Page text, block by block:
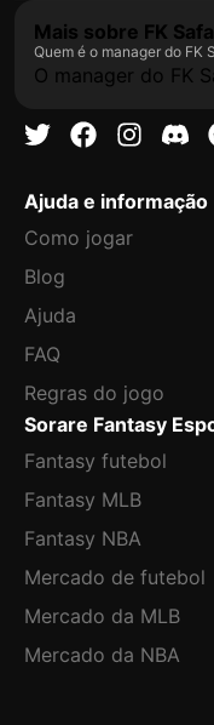
Mais sobre FK Safa
Quem é o manager do FK
O manager do FK
Ajuda e informação
Como jogar
Blog
Ajuda
FAQ
Regras do jogo
Sorare Fantasy
Fantasy futebol
Fantasy MLB
Fantasy NBA
Mercado de futebol
Mercado da MLB
Mercado da NBA